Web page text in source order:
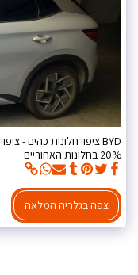
20% בחלונות האחוריים
צפה בגלריה המלאה